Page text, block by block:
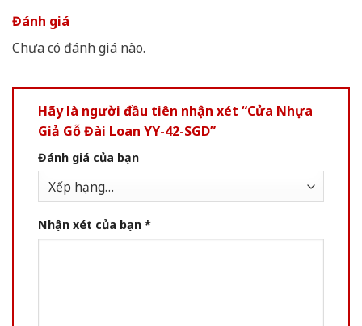
Đánh giá
Chưa có đánh giá nào.
Hãy là người đầu tiên nhận xét “Cửa Nhựa
Giả Gỗ Đài Loan YY-42-SGD”
Đánh giá của bạn
Nhận xét của bạn *